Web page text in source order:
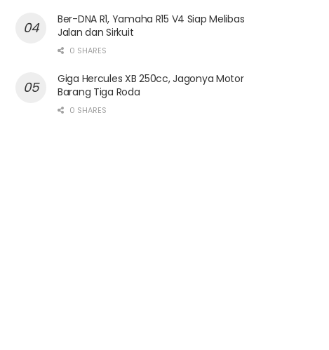
Ber-DNA R1, Yamaha R15 V4 Siap Melibas
Jalan dan Sirkuit
0 SHARES
Giga Hercules XB 250cc, Jagonya Motor
Barang Tiga Roda
0 SHARES